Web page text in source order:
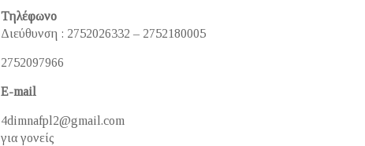
Τηλέφωνο
Διεύθυνση : 2752026332 – 2752180005
2752097966
E-mail
4dimnafpl2@gmail.com
για γονείς